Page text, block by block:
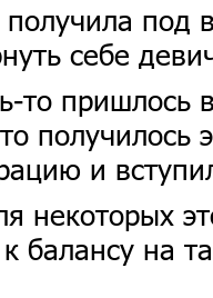
под
себе
то пришлось
получилось
и
некоторых
балансу на